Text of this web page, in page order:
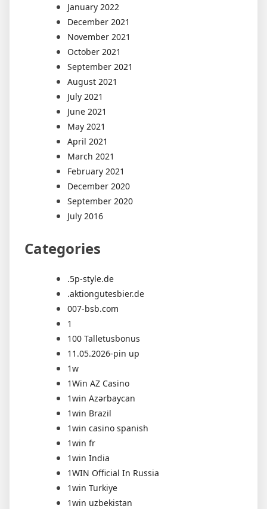
January 2022
December 2021
November 2021
October 2021
September 2021
August 2021
July 2021
June 2021
May 2021
April 2021
March 2021
February 2021
December 2020
September 2020
July 2016
Categories
.5p-style.de
.aktiongutesbier.de
007-bsb.com
1
100 Talletusbonus
11.05.2026-pin up
1w
1Win AZ Casino
1win Azərbaycan
1win Brazil
1win casino spanish
1win fr
1win India
1WIN Official In Russia
1win Turkiye
1win uzbekistan